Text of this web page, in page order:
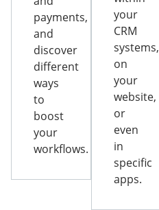
payments,
and
discover
different
ways
to
boost
your
workflows.
your
CRM
systems,
on
your
website,
or
even
in
specific
apps.